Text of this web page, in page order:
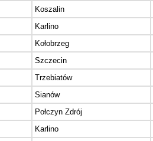
Koszalin
Karlino
Kołobrzeg
Szczecin
Trzebiatów
Sianów
Połczyn Zdrój
Karlino